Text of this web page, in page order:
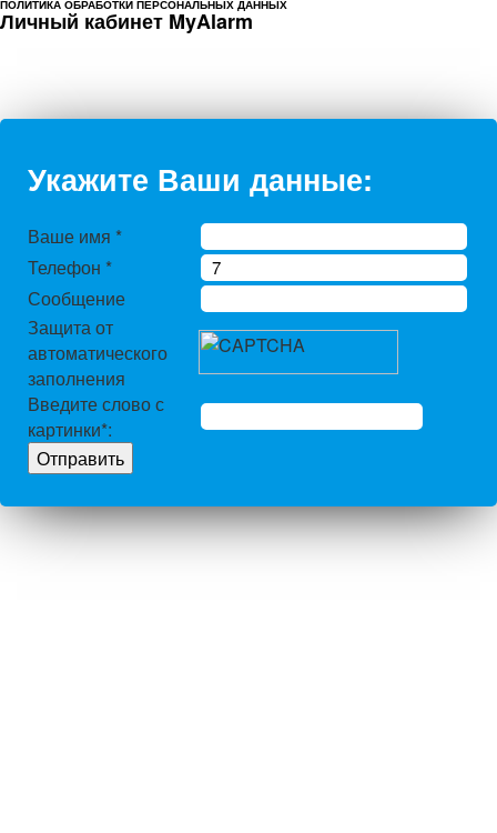
ПОЛИТИКА ОБРАБОТКИ ПЕРСОНАЛЬНЫХ ДАННЫХ
Личный кабинет MyAlarm
Укажите Ваши данные:
Ваше имя *
Телефон *
Сообщение
Защита от
автоматического
заполнения
Введите слово с
картинки*: